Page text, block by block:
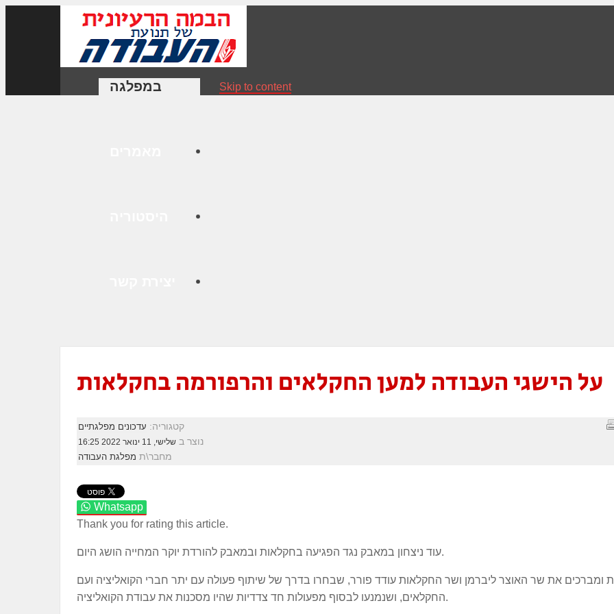
במפלגה Skip to content
על הישגי העבודה למען החקלאים והרפורמה בחקלאות
קטגוריה: עדכונים מפלגתיים
נוצר ב שלישי, 11 ינואר 2022 16:25
מחבר\ת מפלגת העבודה
Whatsapp
Thank you for rating this article.
עוד ניצחון במאבק נגד הפגיעה בחקלאות ובמאבק להורדת יוקר המחייה הושג היום.
ומברכים את שר האוצר ליברמן ושר החקלאות עודד פורר, שבחרו בדרך של שיתוף פעולה עם יתר חברי הקואליציה ועם
החקלאים, ושנמנעו לבסוף מפעולות חד צדדיות שהיו מסכנות את עבודת הקואליציה.